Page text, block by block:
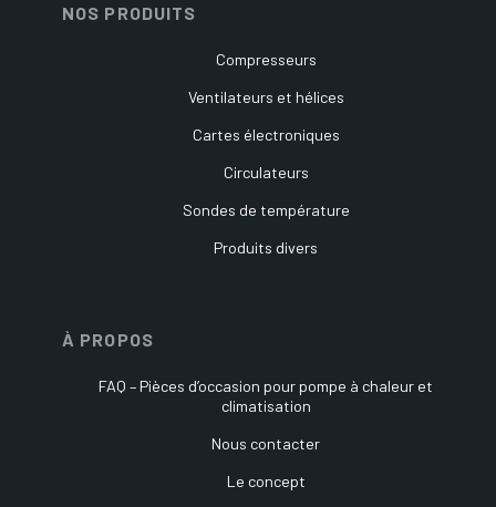
NOS PRODUITS
Compresseurs
Ventilateurs et hélices
Cartes électroniques
Circulateurs
Sondes de température
Produits divers
À PROPOS
FAQ – Pièces d’occasion pour pompe à chaleur et
climatisation
Nous contacter
Le concept